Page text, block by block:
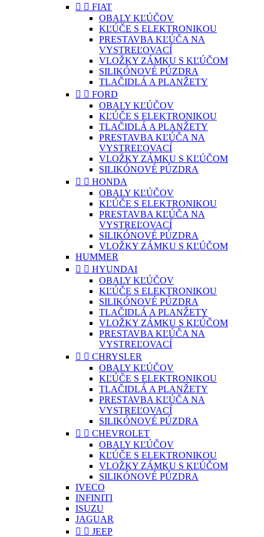
  FIAT
OBALY KĽÚČOV
KĽÚČE S ELEKTRONIKOU
PRESTAVBA KĽÚČA NA
VYSTREĽOVACÍ
VLOŽKY ZÁMKU S KĽÚČOM
SILIKÓNOVÉ PÚZDRA
TLAČIDLÁ A PLANŽETY
  FORD
OBALY KĽÚČOV
KĽÚČE S ELEKTRONIKOU
TLAČIDLÁ A PLANŽETY
PRESTAVBA KĽÚČA NA
VYSTREĽOVACÍ
VLOŽKY ZÁMKU S KĽÚČOM
SILIKÓNOVÉ PÚZDRA
  HONDA
OBALY KĽÚČOV
KĽÚČE S ELEKTRONIKOU
PRESTAVBA KĽÚČA NA
VYSTREĽOVACÍ
SILIKÓNOVÉ PÚZDRA
VLOŽKY ZÁMKU S KĽÚČOM
HUMMER
  HYUNDAI
OBALY KĽÚČOV
KĽÚČE S ELEKTRONIKOU
SILIKÓNOVÉ PÚZDRA
TLAČIDLÁ A PLANŽETY
VLOŽKY ZÁMKU S KĽÚČOM
PRESTAVBA KĽÚČA NA
VYSTREĽOVACÍ
  CHRYSLER
OBALY KĽÚČOV
KĽÚČE S ELEKTRONIKOU
TLAČIDLÁ A PLANŽETY
PRESTAVBA KĽÚČA NA
VYSTREĽOVACÍ
SILIKÓNOVÉ PÚZDRA
  CHEVROLET
OBALY KĽÚČOV
KĽÚČE S ELEKTRONIKOU
VLOŽKY ZÁMKU S KĽÚČOM
SILIKÓNOVÉ PÚZDRA
IVECO
INFINITI
ISUZU
JAGUAR
  JEEP